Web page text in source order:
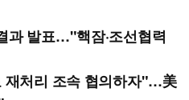
과 발표…"핵잠·조선협력
재처리 조속 협의하자"…美